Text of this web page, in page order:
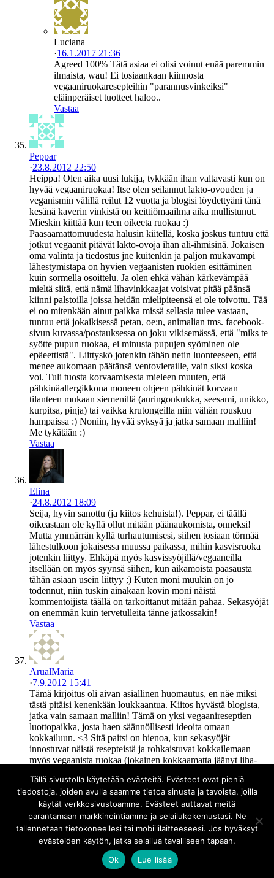
Luciana
·16.1.2017 21:36
Agreed 100% Tätä asiaa ei olisi voinut enää paremmin
ilmaista, wau! Ei tosiaankaan kiinnosta
vegaaniruokaresepteihin "parannusvinkeiksi"
eläinperäiset tuotteet haloo..
Vastaa
Peppar
·23.8.2012 22:50
Heippa! Olen aika uusi lukija, tykkään ihan valtavasti kun on
hyvää vegaaniruokaa! Itse olen seilannut lakto-ovouden ja
veganismin välillä reilut 12 vuotta ja blogisi löydettyäni tänä
kesänä kaverin vinkistä on keittiömaailma aika mullistunut.
Mieskin kiittää kun teen oikeeta ruokaa :)
Paasaamattomuudesta halusin kiitellä, koska joskus tuntuu että
jotkut vegaanit pitävät lakto-ovoja ihan ali-ihmisinä. Jokaisen
oma valinta ja tiedostus jne kuitenkin ja paljon mukavampi
lähestymistapa on hyvien vegaanisten ruokien esittäminen
kuin sormella osoittelu. Ja olen ehkä vähän kärkevämpää
mieltä siitä, että nämä lihavinkkaajat voisivat pitää päänsä
kiinni palstoilla joissa heidän mielipiteensä ei ole toivottu. Tää
ei oo mitenkään ainut paikka missä sellasia tulee vastaan,
tuntuu että jokaikisessä petan, oe:n, animalian tms. facebook-
sivun kuvassa/postauksessa on joku vikisemässä, että "miks te
syötte pupun ruokaa, ei minusta pupujen syöminen ole
epäeettistä". Liittyskö jotenkin tähän netin luonteeseen, että
menee aukomaan päätänsä ventovieraille, vain siksi koska
voi. Tuli tuosta korvaamisesta mieleen muuten, että
pähkinäallergikkona moneen ohjeen pähkinät korvaan
tilanteen mukaan siemenillä (auringonkukka, seesami, unikko,
kurpitsa, pinja) tai vaikka krutongeilla niin vähän rouskuu
hampaissa :) Noniin, hyvää syksyä ja jatka samaan malliin!
Me tykätään :)
Vastaa
Elina
·24.8.2012 18:09
Seija, hyvin sanottu (ja kiitos kehuista!). Peppar, ei täällä
oikeastaan ole kyllä ollut mitään päänaukomista, onneksi!
Mutta ymmärrän kyllä turhautumisesi, siihen tosiaan törmää
lähestulkoon jokaisessa muussa paikassa, mihin kasvisruoka
jotenkin liittyy. Ehkäpä myös kasvissyöjillä/vegaaneilla
itsellään on myös syynsä siihen, kun aikamoista paasausta
tähän asiaan usein liittyy ;) Kuten moni muukin on jo
todennut, niin tuskin ainakaan kovin moni näistä
kommentoijista täällä on tarkoittanut mitään pahaa. Sekasyöjät
on enemmän kuin tervetulleita tänne jatkossakin!
Vastaa
ArualMaria
·7.9.2012 15:41
Tämä kirjoitus oli aivan asiallinen huomautus, en näe miksi
tästä pitäisi kenenkään loukkaantua. Kiitos hyvästä blogista,
jatka vain samaan malliin! Tämä on yksi vegaanireseptien
luottopaikka, josta haen säännöllisesti ideoita omaan
kokkailuun. <3 Sitä paitsi on hienoa, kun sekasyöjät
innostuvat näistä resepteistä ja rohkaistuvat kokkailemaan
myös vegaanista ruokaa (jokainen kokkaamatta jäänyt liha-
kommentissaan siitä, että ruoka ei tosiaankaan ole vain
ruokaa.
Vastaa
Tällä sivustolla käytetään evästeitä. Evästeet ovat pieniä
tiedostoja, joiden avulla saamme tietoa sinusta ja tavoista, joilla
käytät verkkosivustoamme. Evästeet auttavat meitä
parantamaan markkinointiamme ja selailukokemustasi. Ne
tallennetaan tietokoneellesi tai mobiililaitteeseesi. Jos hyväksyt
evästeiden käytön, jatka selailua tavalliseen tapaan.
Ok
Lue lisää